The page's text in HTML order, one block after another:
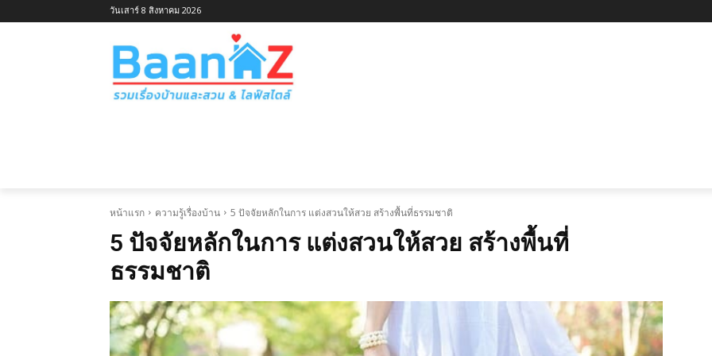
วันเสาร์ 8 สิงหาคม 2026
หน้าแรก ความรู้เรื่องบ้าน 5 ปัจจัยหลักในการ แต่งสวนให้สวย สร้างพื้นที่ธรรมชาติ
5 ปัจจัยหลักในการ แต่งสวนให้สวย สร้างพื้นที่
ธรรมชาติ